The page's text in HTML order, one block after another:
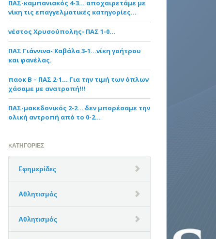
ΠΑΣ-καμπανιακός 4-3… αποχαιρετάμε με
νίκη τις επαγγελματικές κατηγορίες…
νέστος Χρυσούπολης- ΠΑΣ 1-0…
ΠΑΣ Γιάννινα- Καβάλα 3-1…νίκη γοήτρου
και φανέλας.
παοκ Β – ΠΑΣ 2-1… Για την τιμή των όπλων
χάσαμε με ανατροπή!!!
ΠΑΣ-μακεδονικός 2-2… δεν μπορέσαμε την
ολική αντροπή από το 0-2…
KΑΤΗΓΟΡΊΕΣ
Eφημερίδες
Αθλητισμός
Αθλητισμός